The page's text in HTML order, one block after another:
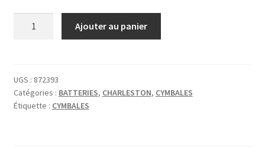
SOUND
EDGE
HIHAT
Ajouter au panier
UGS : 872393
Catégories : BATTERIES, CHARLESTON, CYMBALES
Étiquette : CYMBALES